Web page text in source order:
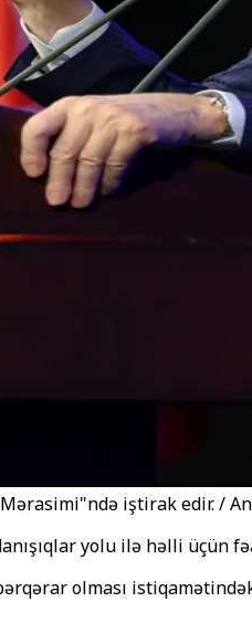
iştirak edir. /
yolu ilə həlli üçün
olması